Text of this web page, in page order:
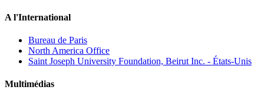
A l'International
Bureau de Paris
North America Office
Saint Joseph University Foundation, Beirut Inc. - États-Unis
Multimédias